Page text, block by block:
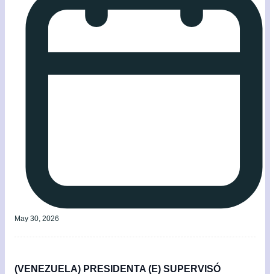
May 30, 2026
(VENEZUELA) PRESIDENTA (E) SUPERVISÓ